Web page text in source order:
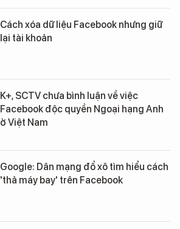
Cách xóa dữ liệu Facebook nhưng giữ
lại tài khoản
K+, SCTV chưa bình luận về việc
Facebook độc quyền Ngoại hạng Anh
ở Việt Nam
Google: Dân mạng đổ xô tìm hiểu cách
'thả máy bay' trên Facebook